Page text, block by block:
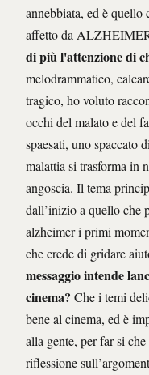
annebbiata, ed è quello
affetto da
di più l'attenzione di
melodrammatico,
tragico, ho voluto
occhi del malato e del
spaesati, uno spaccato
malattia si trasforma in
angoscia. Il tema
dall’inizio a quello che
alzheimer i primi
che crede di gridare
messaggio intende
cinema? Che i temi
bene al cinema, ed è
alla gente, per far si
riflessione